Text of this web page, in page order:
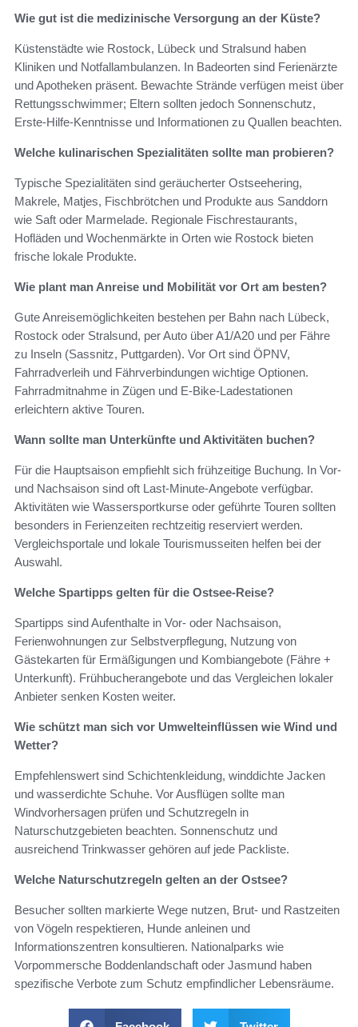
Wie gut ist die medizinische Versorgung an der Küste?
Küstenstädte wie Rostock, Lübeck und Stralsund haben
Kliniken und Notfallambulanzen. In Badeorten sind Ferienärzte
und Apotheken präsent. Bewachte Strände verfügen meist über
Rettungsschwimmer; Eltern sollten jedoch Sonnenschutz,
Erste-Hilfe-Kenntnisse und Informationen zu Quallen beachten.
Welche kulinarischen Spezialitäten sollte man probieren?
Typische Spezialitäten sind geräucherter Ostseehering,
Makrele, Matjes, Fischbrötchen und Produkte aus Sanddorn
wie Saft oder Marmelade. Regionale Fischrestaurants,
Hofläden und Wochenmärkte in Orten wie Rostock bieten
frische lokale Produkte.
Wie plant man Anreise und Mobilität vor Ort am besten?
Gute Anreisemöglichkeiten bestehen per Bahn nach Lübeck,
Rostock oder Stralsund, per Auto über A1/A20 und per Fähre
zu Inseln (Sassnitz, Puttgarden). Vor Ort sind ÖPNV,
Fahrradverleih und Fährverbindungen wichtige Optionen.
Fahrradmitnahme in Zügen und E-Bike-Ladestationen
erleichtern aktive Touren.
Wann sollte man Unterkünfte und Aktivitäten buchen?
Für die Hauptsaison empfiehlt sich frühzeitige Buchung. In Vor-
und Nachsaison sind oft Last-Minute-Angebote verfügbar.
Aktivitäten wie Wassersportkurse oder geführte Touren sollten
besonders in Ferienzeiten rechtzeitig reserviert werden.
Vergleichsportale und lokale Tourismusseiten helfen bei der
Auswahl.
Welche Spartipps gelten für die Ostsee-Reise?
Spartipps sind Aufenthalte in Vor- oder Nachsaison,
Ferienwohnungen zur Selbstverpflegung, Nutzung von
Gästekarten für Ermäßigungen und Kombiangebote (Fähre +
Unterkunft). Frühbucherangebote und das Vergleichen lokaler
Anbieter senken Kosten weiter.
Wie schützt man sich vor Umwelteinflüssen wie Wind und
Wetter?
Empfehlenswert sind Schichtenkleidung, winddichte Jacken
und wasserdichte Schuhe. Vor Ausflügen sollte man
Windvorhersagen prüfen und Schutzregeln in
Naturschutzgebieten beachten. Sonnenschutz und
ausreichend Trinkwasser gehören auf jede Packliste.
Welche Naturschutzregeln gelten an der Ostsee?
Besucher sollten markierte Wege nutzen, Brut- und Rastzeiten
von Vögeln respektieren, Hunde anleinen und
Informationszentren konsultieren. Nationalparks wie
Vorpommersche Boddenlandschaft oder Jasmund haben
spezifische Verbote zum Schutz empfindlicher Lebensräume.